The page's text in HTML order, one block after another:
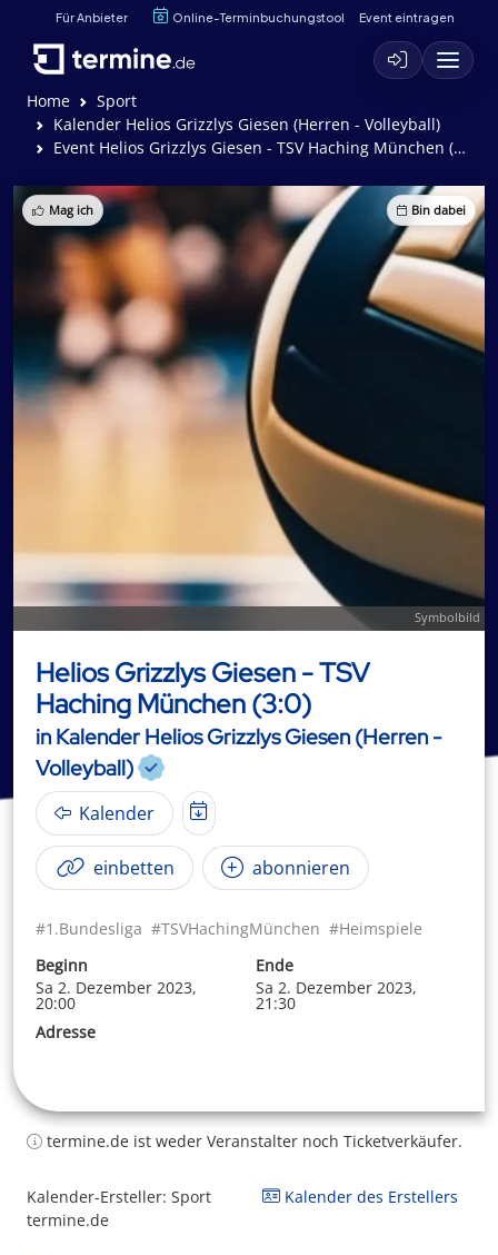
Für Anbieter Online-Terminbuchungstool Event eintragen
Home
Sport
Kalender Helios Grizzlys Giesen (Herren - Volleyball)
Event Helios Grizzlys Giesen - TSV Haching München (3:0)
Mag ich Bin dabei
Symbolbild
Helios Grizzlys Giesen - TSV
Haching München (3:0)
in Kalender Helios Grizzlys Giesen (Herren -
Volleyball)
Kalender
einbetten abonnieren
#1.Bundesliga #TSVHachingMünchen #Heimspiele
Beginn
Sa 2. Dezember 2023,
20:00
Ende
Sa 2. Dezember 2023,
21:30
Adresse
termine.de ist weder Veranstalter noch Ticketverkäufer.
Kalender-Ersteller: Sport
termine.de
Kalender des Erstellers